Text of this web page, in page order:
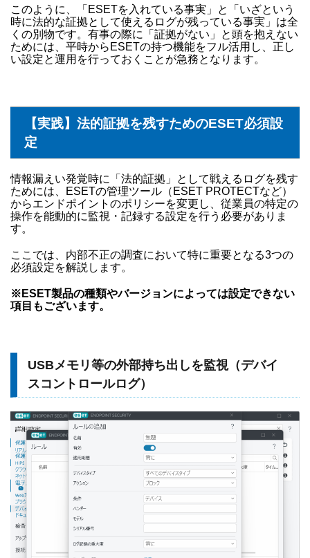
このように、「ESETを入れている事実」と「いざという
時に法的な証拠として使えるログが残っている事実」は全
くの別物です。有事の際に「証拠がない」と頭を抱えない
ためには、平時からESETの持つ機能をフル活用し、正し
い設定と運用を行っておくことが急務となります。
【実践】法的証拠を残すためのESET必須設
定
情報漏えい発覚時に「法的証拠」として戦えるログを残す
ためには、ESETの管理ツール（ESET PROTECTなど）
からエンドポイントのポリシーを変更し、従業員の特定の
操作を能動的に監視・記録する設定を行う必要がありま
す。
ここでは、内部不正の調査において特に重要となる3つの
必須設定を解説します。
※ESET製品の種類やバージョンによっては設定できない
項目もございます。
USBメモリ等の外部持ち出しを監視（デバイ
スコントロールログ）